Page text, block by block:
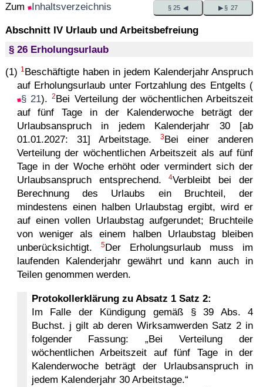
Zum Inhaltsverzeichnis § 25 ◀ ▶ § 27
Abschnitt IV Urlaub und Arbeitsbefreiung
§ 26 Erholungsurlaub
(1) 1 Beschäftigte haben in jedem Kalenderjahr Anspruch
auf Erholungsurlaub unter Fortzahlung des Entgelts (
§ 21).2Bei Verteilung der wöchentlichen Arbeitszeit
auf fünf Tage in der Kalenderwoche beträgt der
Urlaubsanspruch in jedem Kalenderjahr 30 [ab
01.01.2027: 31] Arbeitstage.3Bei einer anderen
Verteilung der wöchentlichen Arbeitszeit als auf fünf
Tage in der Woche erhöht oder vermindert sich der
Urlaubsanspruch entsprechend.4Verbleibt bei der
Berechnung des Urlaubs ein Bruchteil, der
mindestens einen halben Urlaubstag ergibt, wird er
auf einen vollen Urlaubstag aufgerundet; Bruchteile
von weniger als einem halben Urlaubstag bleiben
unberücksichtigt.
5Der Erholungsurlaub muss im
laufenden Kalenderjahr gewährt und kann auch in
Teilen genommen werden.
Protokollerklärung zu Absatz 1 Satz 2:
Im Falle der Kündigung gemäß § 39 Abs. 4
Buchst. j gilt ab deren Wirksamwerden Satz 2 in
folgender Fassung: „Bei Verteilung der
wöchentlichen Arbeitszeit auf fünf Tage in der
Kalenderwoche beträgt der Urlaubsanspruch in
jedem Kalenderjahr 30 Arbeitstage.“